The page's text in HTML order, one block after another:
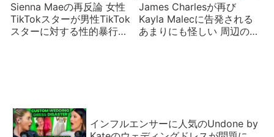
Sienna Maeの再反論 女性
TikTokスターが男性TikTok
スターに対する性的暴行の
James Charlesが再び
Kayla Malecに告発される
あまりにも怪しい 周辺の
インフルエンサーに人気のUndone by